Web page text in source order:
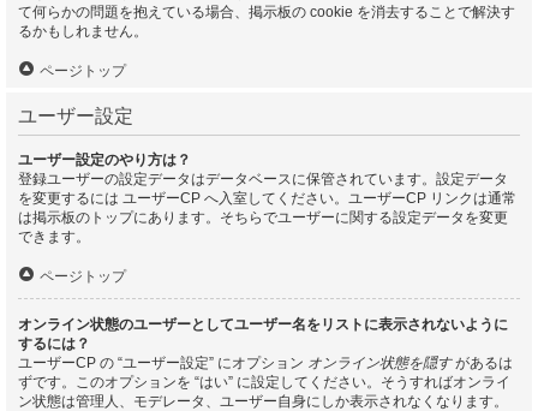
て何らかの問題を抱えている場合、掲示板の cookie を消去することで解決す
るかもしれません。
ページトップ
ユーザー設定
ユーザー設定のやり方は？
登録ユーザーの設定データはデータベースに保管されています。設定データ
を変更するには ユーザーCP へ入室してください。ユーザーCP リンクは通常
は掲示板のトップにあります。そちらでユーザーに関する設定データを変更
できます。
ページトップ
オンライン状態のユーザーとしてユーザー名をリストに表示されないように
するには？
ユーザーCP の “ユーザー設定” にオプション オンライン状態を隠すがあるは
ずです。このオプションを “はい” に設定してください。そうすればオンライ
ン状態は管理人、モデレータ、ユーザー自身にしか表示されなくなります。